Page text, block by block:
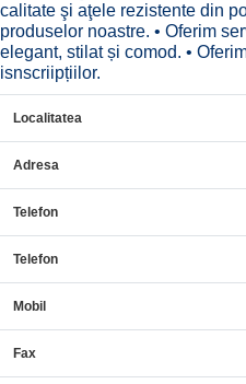
calitate şi aţele rezistente din
produselor noastre. • Oferim
elegant, stilat și comod. •
isnscriipțiilor.
Localitatea
Adresa
Telefon
Telefon
Mobil
Fax